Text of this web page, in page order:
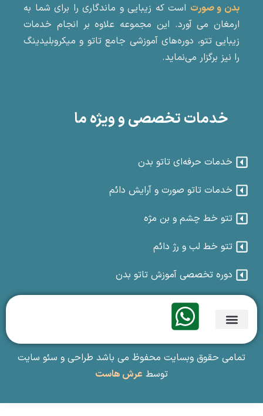
بدن و صورت است که زیبایی و ماندگاری را برای شما به
ارمغان می آورد. این مجموعه علاوه بر انجام خدمات
زیبایی تتو، دوره‌های آموزشی جامع تاتو و میکروبلیدینگ
را نیز برگزار می‌نماید.
خدمات تخصصی و ویژه ما
خدمات حرفه‌ای تاتو بدن
خدمات تاتو صورت و آرایش دائم
تتو خط چشم و بن مژه
تتو خط لب و رژ دائم
دوره تخصصی آموزش تاتو بدن
تمامی حقوق وبسایت محفوظ می باشد طراحی و سئو سایت
توسط عرش هاست